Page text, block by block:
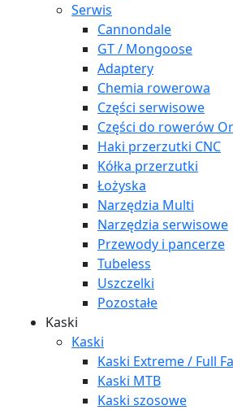
Serwis
Cannondale
GT / Mongoose
Adaptery
Chemia rowerowa
Części serwisowe
Części do rowerów
Haki przerzutki CNC
Kółka przerzutki
Łożyska
Narzędzia Multi
Narzędzia serwisowe
Przewody i pancerze
Tubeless
Uszczelki
Pozostałe
Kaski
Kaski
Kaski Extreme / Full
Kaski MTB
Kaski szosowe